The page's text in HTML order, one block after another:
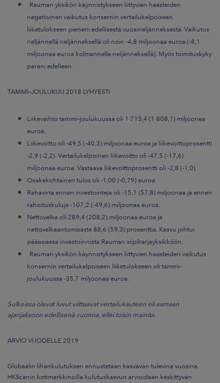
Rauman yksikön käynnistykseen liittyvien haasteiden
negatiivinen vaikutus konsernin vertailukelpoiseen
liiketulokseen pieneni edellisestä vuosineljänneksestä. Vaikutus
neljännellä neljänneksellä oli noin -4,8 miljoonaa euroa (-8,1
miljoonaa euroa kolmannella neljänneksellä). Myös toimituskyky
parani edelleen.
TAMMI–JOULUKUU 2018 LYHYESTI
Liikevaihto tammi–joulukuussa oli 1 715,4 (1 808,1) miljoonaa
euroa.
Liikevoitto oli -49,5 (-40,3) miljoonaa euroa ja liikevoittoprosentti
-2,9 (-2,2). Vertailukelpoinen liikevoitto oli -47,5 (-17,6)
miljoonaa euroa. Vastaava liikevoittoprosentti oli -2,8 (-1,0).
Osakekohtainen tulos oli -1,00 (-0,79) euroa.
Rahavirta ennen investointeja oli -15,1 (57,8) miljoonaa ja ennen
rahoituskuluja -107,2 (-49,6) miljoonaa euroa.
Nettovelka oli 289,4 (208,2) miljoonaa euroa ja
nettovelkaantumisaste 88,6 (59,3) prosenttia. Kasvu johtui
pääasiassa investoinnista Rauman siipikarjayksikköön.
Rauman yksikön käynnistykseen liittyvien haasteiden vaikutus
konsernin vertailukelpoiseen liiketulokseen oli tammi–
joulukuussa -35,7 miljoonaa euroa.
Sulkeissa olevat luvut viittaavat vertailukauteen eli samaan
ajanjaksoon edellisenä vuonna, ellei toisin mainita.
ARVIO VUODELLE 2019
Globaalin lihankulutuksen ennustetaan kasvavan tulevina vuosina.
HKScanin kotimarkkinoilla kulutuskasvun arvioidaan keskittyvän